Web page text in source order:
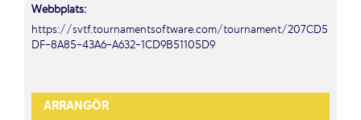
Webbplats:
https://svtf.tournamentsoftware.com/tournament/207CD5
DF-8A85-43A6-A632-1CD9B51105D9
ARRANGÖR